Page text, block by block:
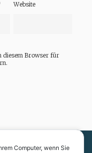
Website
diesem Browser für
Computer, wenn Sie